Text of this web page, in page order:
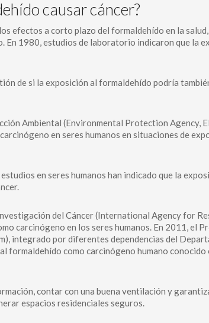
causar cáncer?
efectos a corto plazo del formaldehído en la
En 1980, estudios de laboratorio indicaron que la
de si la exposición al formaldehído podría
Ambiental (Environmental Protection Agency,
en seres humanos en situaciones de
en seres humanos han indicado que la
del Cáncer (International Agency for
carcinógeno en los seres humanos. En 2011, el
integrado por diferentes dependencias del
al formaldehído como carcinógeno humano conocido
contar con una buena ventilación y
espacios residenciales seguros.